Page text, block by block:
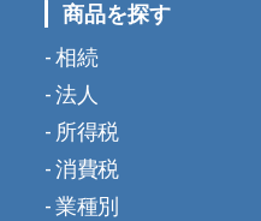
商品を探す
相続
法人
所得税
消費税
業種別